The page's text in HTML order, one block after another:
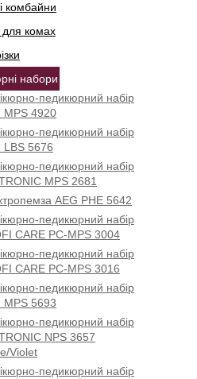
комбайни
для комах
набори
педикюрний набір
MPS 4920
педикюрний набір
LBS 5676
педикюрний набір
MPS 2681
AEG PHE 5642
педикюрний набір
CARE PC-MPS 3004
педикюрний набір
CARE PC-MPS 3016
педикюрний набір
MPS 5693
педикюрний набір
NPS 3657
Violet
педикюрний набір